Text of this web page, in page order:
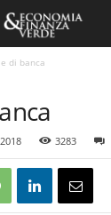
di banca
3283